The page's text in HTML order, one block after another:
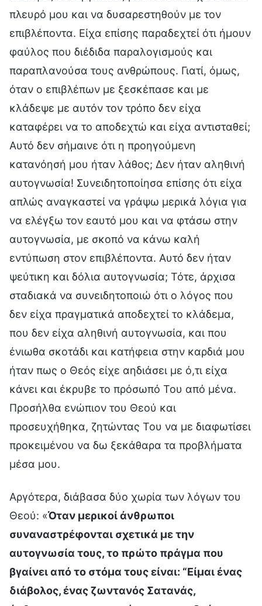
πλευρό μου και να δυσαρεστηθούν με τον
επιβλέποντα. Είχα επίσης παραδεχτεί ότι ήμουν
φαύλος που διέδιδα παραλογισμούς και
παραπλανούσα τους ανθρώπους. Γιατί, όμως,
όταν ο επιβλέπων με ξεσκέπασε και με
κλάδεψε με αυτόν τον τρόπο δεν είχα
καταφέρει να το αποδεχτώ και είχα αντισταθεί;
Αυτό δεν σήμαινε ότι η προηγούμενη
κατανόησή μου ήταν λάθος; Δεν ήταν αληθινή
αυτογνωσία! Συνειδητοποίησα επίσης ότι είχα
απλώς αναγκαστεί να γράψω μερικά λόγια για
να ελέγξω τον εαυτό μου και να φτάσω στην
αυτογνωσία, με σκοπό να κάνω καλή
εντύπωση στον επιβλέποντα. Αυτό δεν ήταν
ψεύτικη και δόλια αυτογνωσία; Τότε, άρχισα
σταδιακά να συνειδητοποιώ ότι ο λόγος που
δεν είχα πραγματικά αποδεχτεί το κλάδεμα,
που δεν είχα αληθινή αυτογνωσία, και που
ένιωθα σκοτάδι και κατήφεια στην καρδιά μου
ήταν πως ο Θεός είχε αηδιάσει με ό,τι είχα
κάνει και έκρυβε το πρόσωπό Του από μένα.
Προσήλθα ενώπιον του Θεού και
προσευχήθηκα, ζητώντας Του να με διαφωτίσει
προκειμένου να δω ξεκάθαρα τα προβλήματα
μέσα μου.
Αργότερα, διάβασα δύο χωρία των λόγων του
Θεού: «Όταν μερικοί άνθρωποι
συναναστρέφονται σχετικά με την
αυτογνωσία τους, το πρώτο πράγμα που
βγαίνει από το στόμα τους είναι: “Είμαι ένας
διάβολος, ένας ζωντανός Σατανάς,